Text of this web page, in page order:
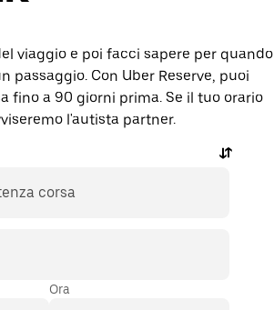
viaggio e poi facci sapere per quando
passaggio. Con Uber Reserve, puoi
fino a 90 giorni prima. Se il tuo orario
l'autista partner.
corsa
Ora